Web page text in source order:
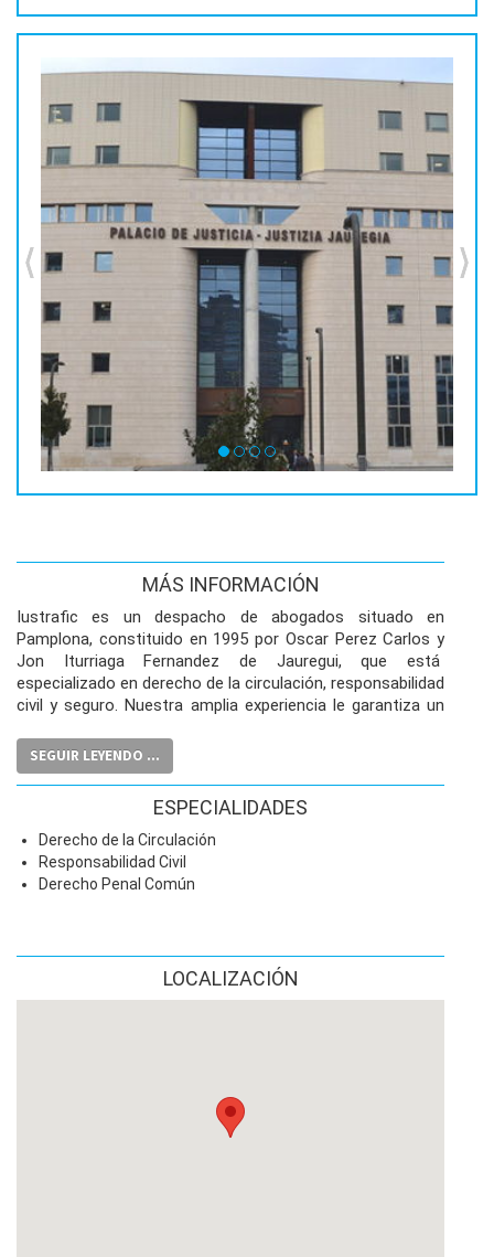
MÁS INFORMACIÓN
Iustrafic es un despacho de abogados situado en
Pamplona, constituido en 1995 por Oscar Perez Carlos y
Jon Iturriaga Fernandez de Jauregui, que está
especializado en derecho de la circulación, responsabilidad
civil y seguro. Nuestra amplia experiencia le garantiza un
especialidad y en consecuencia, unos resultados óptimos.
Durante los 24 años de experiencia profesional hemos
tendido como clientes de nuestro despacho numerosas
mercancías y de viajeros, asociaciones de conductores, y
particulares.
Integridad.Nuestra actuación será deontológicamente
No trabajamos para ninguna Compañía
de Seguros, por consiguiente no puede haber ningún
SEGUIR LEYENDO ...
ESPECIALIDADES
Derecho de la Circulación
Responsabilidad Civil
Derecho Penal Común
LOCALIZACIÓN